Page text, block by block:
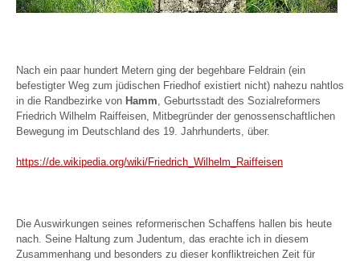
Nach ein paar hundert Metern ging der begehbare Feldrain (ein
befestigter Weg zum jüdischen Friedhof existiert nicht) nahezu nahtlos
in die Randbezirke von Hamm, Geburtsstadt des Sozialreformers
Friedrich Wilhelm Raiffeisen, Mitbegründer der genossenschaftlichen
Bewegung im Deutschland des 19. Jahrhunderts, über.
https://de.wikipedia.org/wiki/Friedrich_Wilhelm_Raiffeisen
Die Auswirkungen seines reformerischen Schaffens hallen bis heute
nach. Seine Haltung zum Judentum, das erachte ich in diesem
Zusammenhang und besonders zu dieser konfliktreichen Zeit für